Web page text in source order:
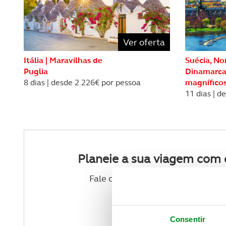
Consentir
REVISTA ACP
CLÁSSICOS
GOLFE
AUTOCARAVANISMO
PETS
SOBRE O ACP SEGUROS
Ver oferta
Itália | Maravilhas de
Puglia
8 dias | desde 2.226€ por pessoa
Suécia,
11 dias |
Planeie a sua viagem com
Fale com um dos nossos agentes